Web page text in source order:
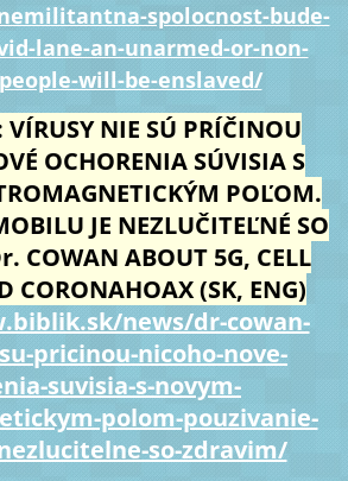
spolocnost-bude-
lane-an-unarmed-or-non-
will-be-enslaved/
NIE SÚ PRÍČINOU
OCHORENIA SÚVISIA S
POĽOM.
JE NEZLUČITEĽNÉ SO
COWAN ABOUT 5G, CELL
CORONAHOAX (SK, ENG)
news/dr-cowan-
pricinou-nicoho-nove-
suvisia-s-novym-
polom-pouzivanie-
so-zdravim/